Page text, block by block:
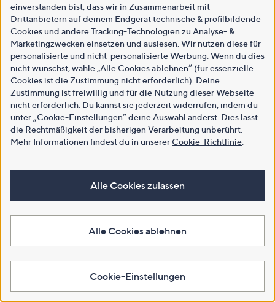
einverstanden bist, dass wir in Zusammenarbeit mit
Drittanbietern auf deinem Endgerät technische & profilbildende
Cookies und andere Tracking-Technologien zu Analyse- &
Marketingzwecken einsetzen und auslesen. Wir nutzen diese für
personalisierte und nicht-personalisierte Werbung. Wenn du dies
nicht wünschst, wähle „Alle Cookies ablehnen“ (für essenzielle
Cookies ist die Zustimmung nicht erforderlich). Deine
Zustimmung ist freiwillig und für die Nutzung dieser Webseite
nicht erforderlich. Du kannst sie jederzeit widerrufen, indem du
unter „Cookie-Einstellungen“ deine Auswahl änderst. Dies lässt
die Rechtmäßigkeit der bisherigen Verarbeitung unberührt.
Mehr Informationen findest du in unsererCookie-Richtlinie
Alle Cookies zulassen
Alle Cookies ablehnen
Cookie-Einstellungen